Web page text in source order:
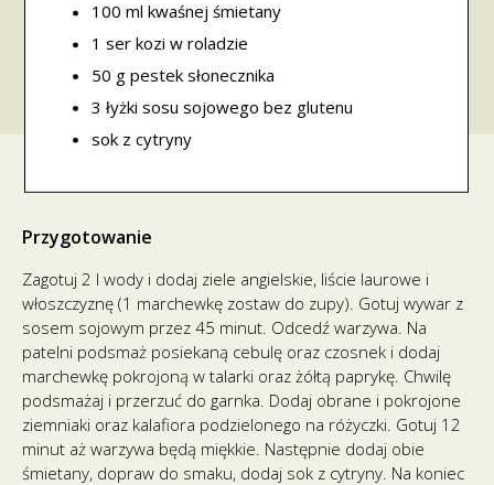
100 ml kwaśnej śmietany
1 ser kozi w roladzie
50 g pestek słonecznika
3 łyżki sosu sojowego bez glutenu
sok z cytryny
Przygotowanie
Zagotuj 2 l wody i dodaj ziele angielskie, liście laurowe i
włoszczyznę (1 marchewkę zostaw do zupy). Gotuj wywar z
sosem sojowym przez 45 minut. Odcedź warzywa. Na
patelni podsmaż posiekaną cebulę oraz czosnek i dodaj
marchewkę pokrojoną w talarki oraz żółtą paprykę. Chwilę
podsmażaj i przerzuć do garnka. Dodaj obrane i pokrojone
ziemniaki oraz kalafiora podzielonego na różyczki. Gotuj 12
minut aż warzywa będą miękkie. Następnie dodaj obie
śmietany, dopraw do smaku, dodaj sok z cytryny. Na koniec